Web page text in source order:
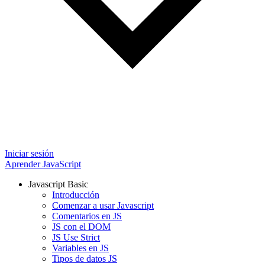
Iniciar sesión
Aprender JavaScript
Javascript Basic
Introducción
Comenzar a usar Javascript
Comentarios en JS
JS con el DOM
JS Use Strict
Variables en JS
Tipos de datos JS